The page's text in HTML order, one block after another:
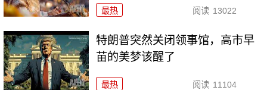
最热 阅读 13022
特朗普突然关闭领事馆，高市早
苗的美梦该醒了
最热 阅读 11104